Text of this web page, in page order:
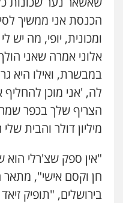
הכנסת אני ממשיך
ומכונית, יופי, מה יש
אלוני אמרה שאני
במבשרת, ואילו היא
לה, 'אני מוכן
הצריף שלך בכפר
מיליון דולר והבית שלי רק 400 אלף
"אין ספק שצ'רלי הוא
חן וקסם אישי",
בירושלים, "תופיק